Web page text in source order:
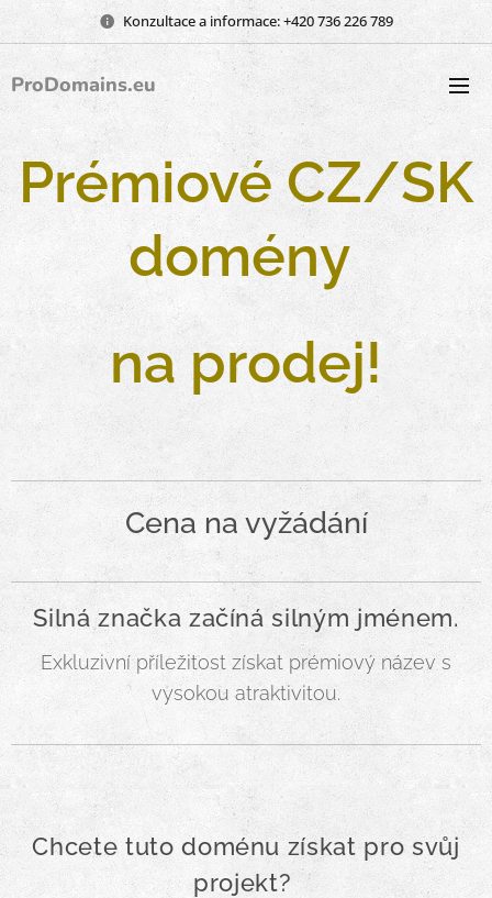
Konzultace a informace: +420 736 226 789
ProDomains.eu
Prémiové CZ/SK
domény
na prodej!
Cena na vyžádání
Silná značka začíná silným jménem.
Exkluzivní příležitost získat prémiový název s
vysokou atraktivitou.
Chcete tuto doménu získat pro svůj
projekt?